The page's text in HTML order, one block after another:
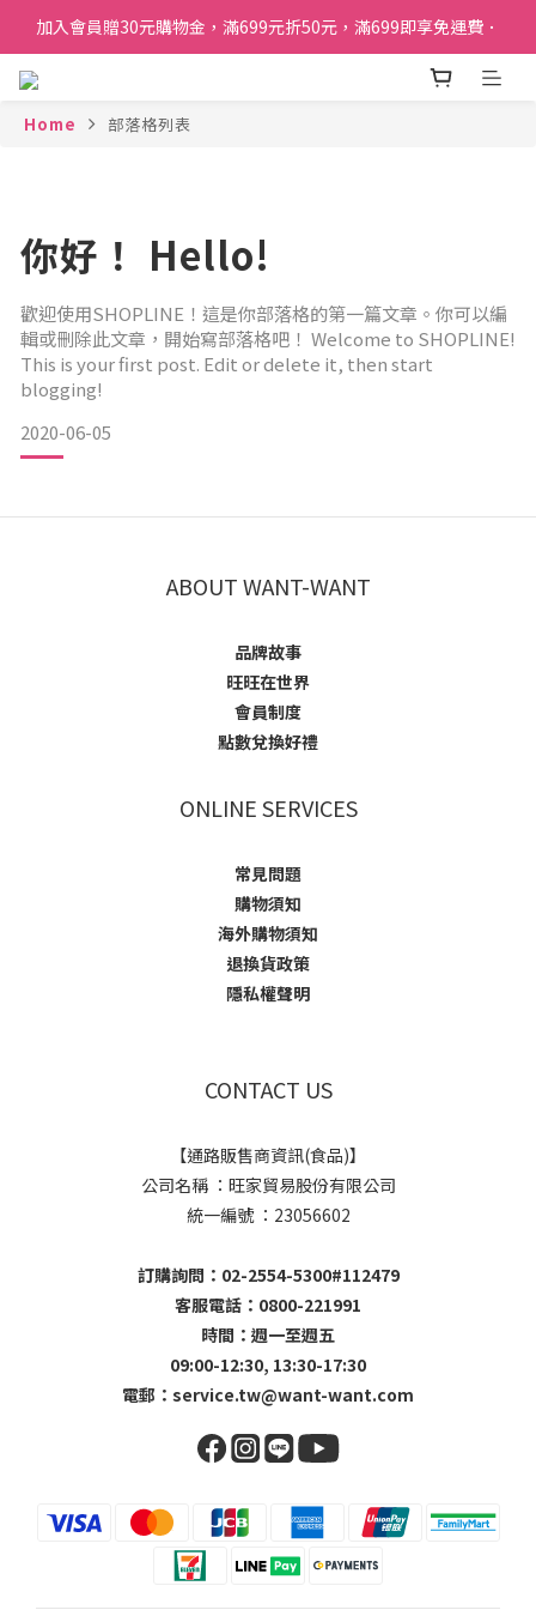
加入會員贈30元購物金，滿699元折50元，滿699即享免運費．
加入會員贈30元購物金，滿699元折50元，滿699即享免運費．
加入會員贈30元購物金，滿699元折50元，滿699即享免運費．
Home 部落格列表
你好！ Hello!
歡迎使用SHOPLINE！這是你部落格的第一篇文章。你可以編
輯或刪除此文章，開始寫部落格吧！ Welcome to SHOPLINE!
This is your first post. Edit or delete it, then start
blogging!
2020-06-05
ABOUT WANT-WANT
品牌故事
旺旺在世界
會員制度
點數兌換好禮
ONLINE SERVICES
常見問題
購物須知
海外購物須知
退換貨政策
隱私權聲明
CONTACT US
【通路販售商資訊(食品)】
公司名稱 ：旺家貿易股份有限公司
統一編號 ：23056602
訂購詢問：02-2554-5300#112479
客服電話：0800-221991
時間：週一至週五
09:00-12:30, 13:30-17:30
電郵： service.tw@want-want.com